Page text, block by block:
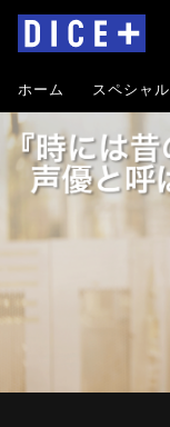
ホーム スペシャル